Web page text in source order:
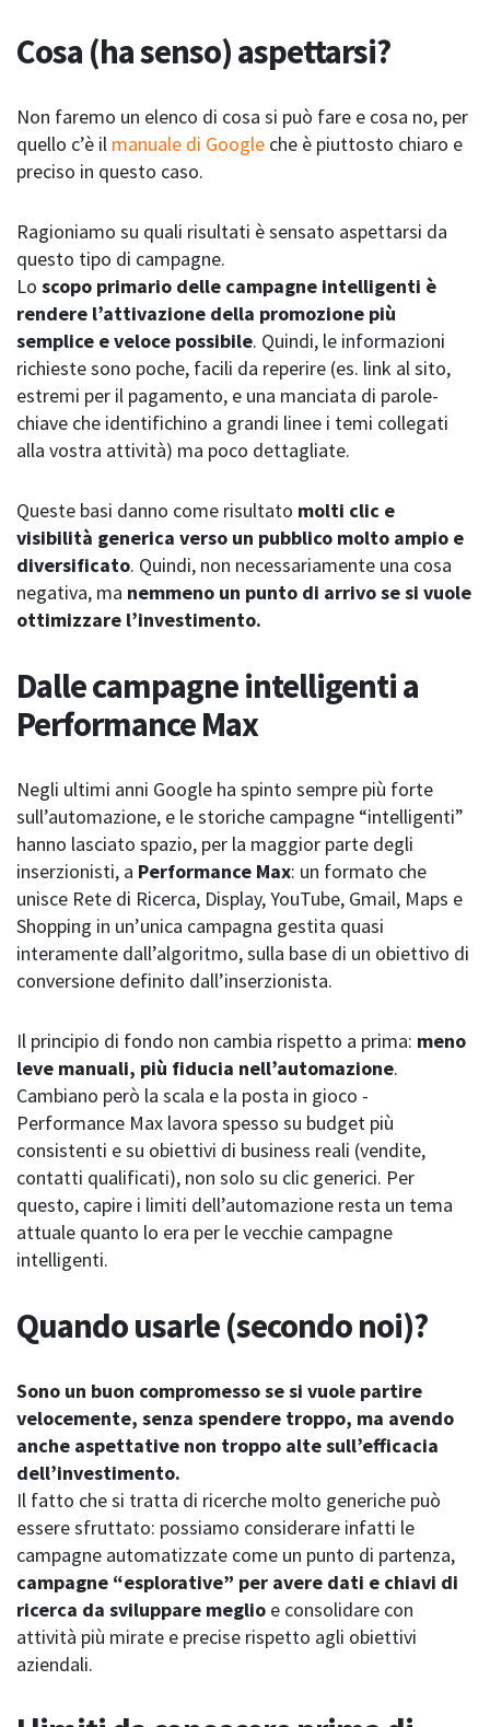
Cosa (ha senso) aspettarsi?
Non faremo un elenco di cosa si può fare e cosa no, per
quello c’è il manuale di Google che è piuttosto chiaro e
preciso in questo caso.
Ragioniamo su quali risultati è sensato aspettarsi da
questo tipo di campagne.
Lo scopo primario delle campagne intelligenti è
rendere l’attivazione della promozione più
semplice e veloce possibile. Quindi, le informazioni
richieste sono poche, facili da reperire (es. link al sito,
estremi per il pagamento, e una manciata di parole-
chiave che identifichino a grandi linee i temi collegati
alla vostra attività) ma poco dettagliate.
Queste basi danno come risultato molti clic e
visibilità generica verso un pubblico molto ampio e
diversificato. Quindi, non necessariamente una cosa
negativa, ma nemmeno un punto di arrivo se si vuole
ottimizzare l’investimento.
Dalle campagne intelligenti a
Performance Max
Negli ultimi anni Google ha spinto sempre più forte
sull’automazione, e le storiche campagne “intelligenti”
hanno lasciato spazio, per la maggior parte degli
inserzionisti, a Performance Max: un formato che
unisce Rete di Ricerca, Display, YouTube, Gmail, Maps e
Shopping in un’unica campagna gestita quasi
interamente dall’algoritmo, sulla base di un obiettivo di
conversione definito dall’inserzionista.
Il principio di fondo non cambia rispetto a prima: meno
leve manuali, più fiducia nell’automazione.
Cambiano però la scala e la posta in gioco -
Performance Max lavora spesso su budget più
consistenti e su obiettivi di business reali (vendite,
contatti qualificati), non solo su clic generici. Per
questo, capire i limiti dell’automazione resta un tema
attuale quanto lo era per le vecchie campagne
intelligenti.
Quando usarle (secondo noi)?
Sono un buon compromesso se si vuole partire
velocemente, senza spendere troppo, ma avendo
anche aspettative non troppo alte sull’efficacia
dell’investimento.
Il fatto che si tratta di ricerche molto generiche può
essere sfruttato: possiamo considerare infatti le
campagne automatizzate come un punto di partenza,
campagne “esplorative” per avere dati e chiavi di
ricerca da sviluppare meglio e consolidare con
attività più mirate e precise rispetto agli obiettivi
aziendali.